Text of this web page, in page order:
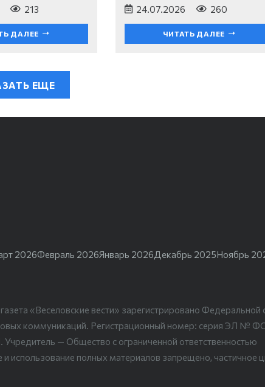
213
ДАЛЕЕ
24.07.2026 260
ЧИТАТЬ ДАЛЕЕ
ЕЩЕ
2026Февраль 2026Январь 2026 Декабрь 2025Ноябрь
«Веселовские вести» зарегистрировано Федеральной
коммуникаций. Регистрационный номер: серия ЭЛ №
— Общество с ограниченной ответственностью
использование полных материалов запрещено, частичное